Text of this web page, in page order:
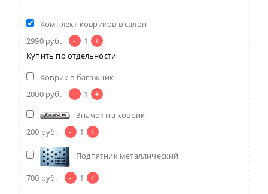
Комплект ковриков в салон
2990 руб. - 1 +
Купить по отдельности
Коврик в багажник
2000 руб. - 1 +
Значок на коврик
200 руб. - 1 +
Подпятник металлический
700 руб. - 1 +